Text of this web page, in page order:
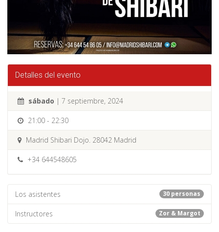
Detalles del evento
sábado | 7 septiembre, 2024
21:00 - 22:30
Madrid Shibari Dojo. 28042 Madrid
+34 644548605
30 personas
Los asistentes
Zor & Margot
Instructores